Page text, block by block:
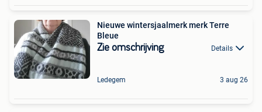
Nieuwe wintersjaalmerk merk Terre
Bleue
Zie omschrijving Details
Ledegem 3 aug 26